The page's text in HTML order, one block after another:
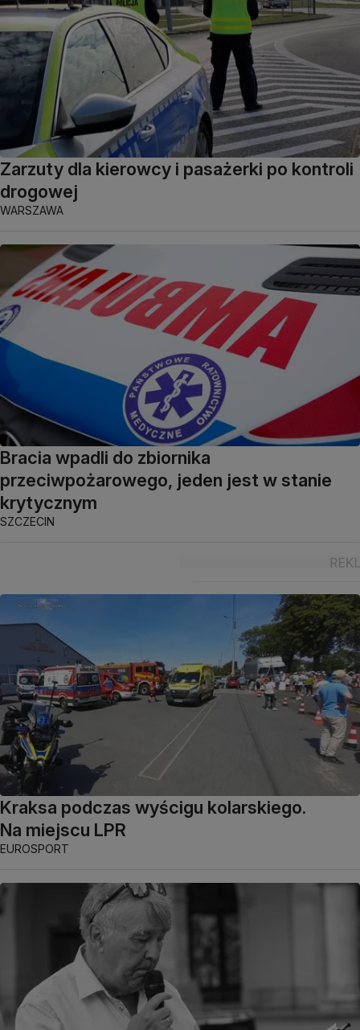
Zarzuty dla kierowcy i pasażerki po kontroli
drogowej
WARSZAWA
Bracia wpadli do zbiornika
przeciwpożarowego, jeden jest w stanie
krytycznym
SZCZECIN
Kraksa podczas wyścigu kolarskiego.
Na miejscu LPR
EUROSPORT